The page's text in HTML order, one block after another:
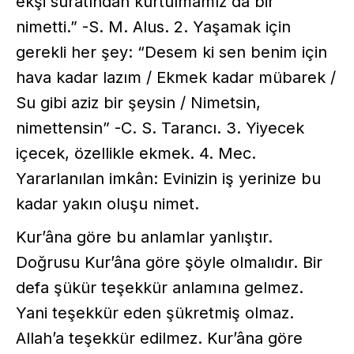
nimetti.” -S. M. Alus. 2. Yaşamak için
gerekli her şey: “Desem ki sen benim için
hava kadar lazım / Ekmek kadar mübarek /
Su gibi aziz bir şeysin / Nimetsin,
nimettensin” -C. S. Tarancı. 3. Yiyecek
içecek, özellikle ekmek. 4. Mec.
Yararlanılan imkân: Evinizin iş yerinize bu
kadar yakın oluşu nimet.
Kur’âna göre bu anlamlar yanlıştır.
Doğrusu Kur’âna göre şöyle olmalıdır. Bir
defa şükür teşekkür anlamına gelmez.
Yani teşekkür eden şükretmiş olmaz.
Allah’a teşekkür edilmez. Kur’âna göre